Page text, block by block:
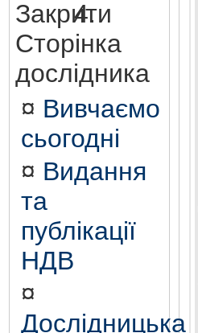
4.
Сторінка
дослідника
¤ Вивчаємо
сьогодні
¤ Видання
та
публікації
НДВ
¤
Дослідницька